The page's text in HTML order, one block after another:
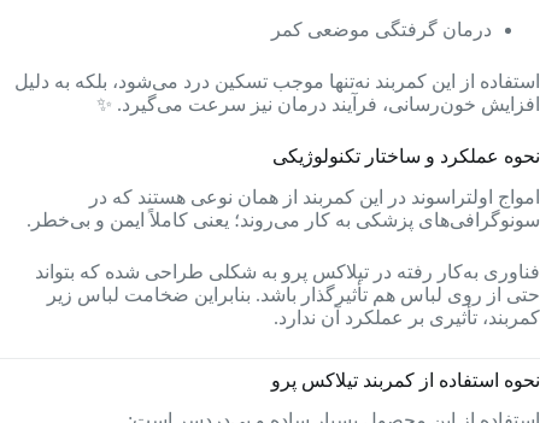
درمان گرفتگی موضعی کمر
استفاده از این کمربند نه‌تنها موجب تسکین درد می‌شود، بلکه به دلیل
افزایش خون‌رسانی، فرآیند درمان نیز سرعت می‌گیرد. ✨
نحوه عملکرد و ساختار تکنولوژیکی
امواج اولتراسوند در این کمربند از همان نوعی هستند که در
سونوگرافی‌های پزشکی به کار می‌روند؛ یعنی کاملاً ایمن و بی‌خطر.
فناوری به‌کار رفته در تیلاکس پرو به شکلی طراحی شده که بتواند
حتی از روی لباس هم تأثیرگذار باشد. بنابراین ضخامت لباس زیر
کمربند، تأثیری بر عملکرد آن ندارد.
نحوه استفاده از کمربند تیلاکس پرو